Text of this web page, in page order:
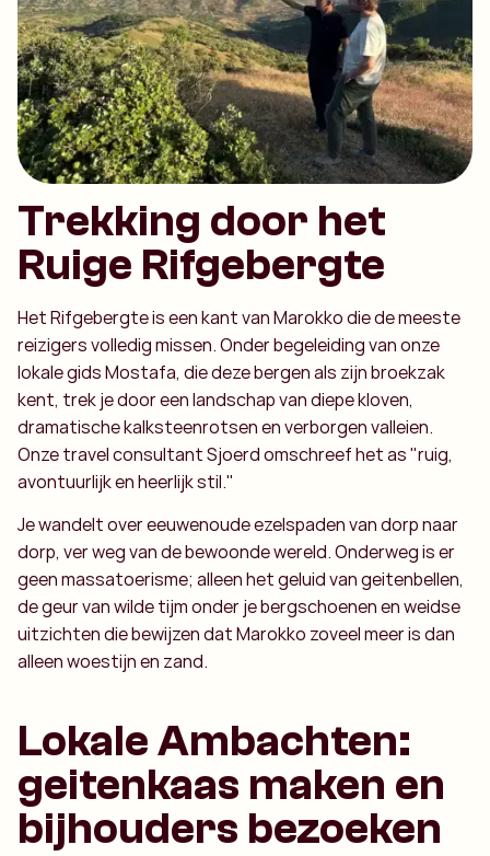
Trekking door het
Ruige Rifgebergte
Het Rifgebergte is een kant van Marokko die de meeste
reizigers volledig missen. Onder begeleiding van onze
lokale gids Mostafa, die deze bergen als zijn broekzak
kent, trek je door een landschap van diepe kloven,
dramatische kalksteenrotsen en verborgen valleien.
Onze travel consultant Sjoerd omschreef het as "ruig,
avontuurlijk en heerlijk stil."
Je wandelt over eeuwenoude ezelspaden van dorp naar
dorp, ver weg van de bewoonde wereld. Onderweg is er
geen massatoerisme; alleen het geluid van geitenbellen,
de geur van wilde tijm onder je bergschoenen en weidse
uitzichten die bewijzen dat Marokko zoveel meer is dan
alleen woestijn en zand.
Lokale Ambachten:
geitenkaas maken en
bijhouders bezoeken